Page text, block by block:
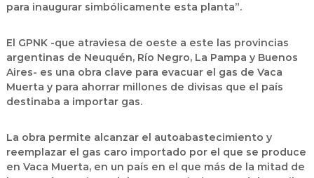
para inaugurar simbólicamente esta planta”.
El GPNK -que atraviesa de oeste a este las provincias
argentinas de Neuquén, Río Negro, La Pampa y Buenos
Aires- es una obra clave para evacuar el gas de Vaca
Muerta y para ahorrar millones de divisas que el país
destinaba a importar gas.
La obra permite alcanzar el autoabastecimiento y
reemplazar el gas caro importado por el que se produce
en Vaca Muerta, en un país en el que más de la mitad de